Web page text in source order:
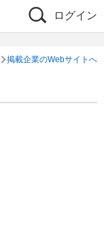
ログイン
掲載企業のWebサイトへ